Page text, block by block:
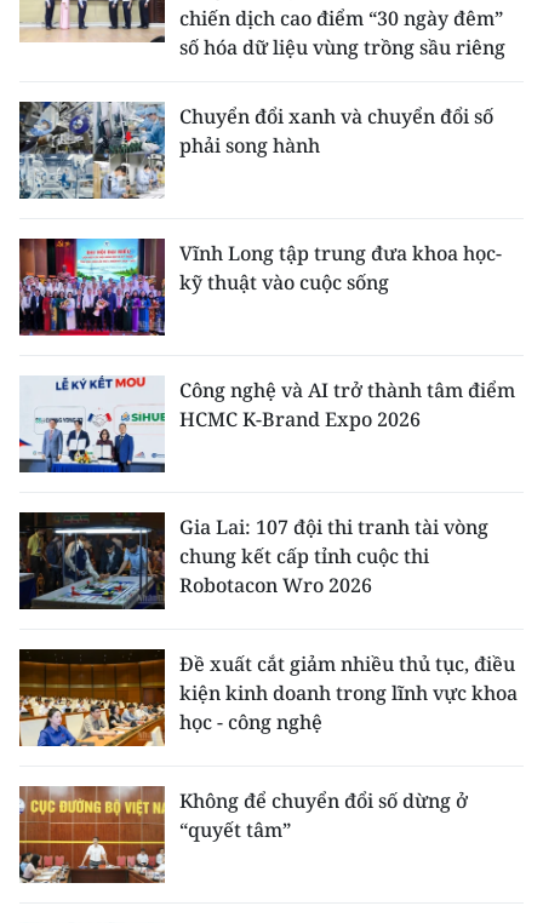
chiến dịch cao điểm “30 ngày đêm”
số hóa dữ liệu vùng trồng sầu riêng
Chuyển đổi xanh và chuyển đổi số
phải song hành
Vĩnh Long tập trung đưa khoa học-
kỹ thuật vào cuộc sống
Công nghệ và AI trở thành tâm điểm
HCMC K-Brand Expo 2026
Gia Lai: 107 đội thi tranh tài vòng
chung kết cấp tỉnh cuộc thi
Robotacon Wro 2026
Đề xuất cắt giảm nhiều thủ tục, điều
kiện kinh doanh trong lĩnh vực khoa
học - công nghệ
Không để chuyển đổi số dừng ở
“quyết tâm”